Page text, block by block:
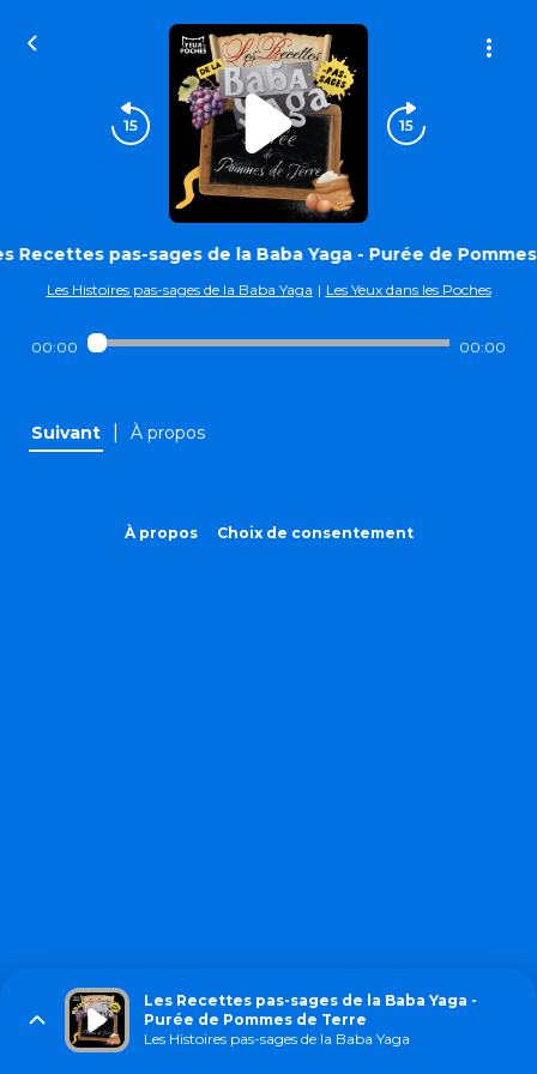
Recettes pas-sages de la Baba Yaga - Purée de
Les Histoires pas-sages de la Baba Yaga | Les Yeux dans les Poches
00:00 00:00
Suivant À propos
À propos Choix de consentement
Les Recettes pas-sages de la Baba Yaga -
Purée de Pommes de Terre
Les Histoires pas-sages de la Baba Yaga